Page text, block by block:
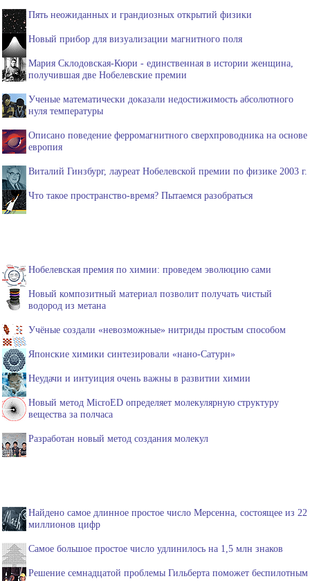
Пять неожиданных и грандиозных открытий физики
Новый прибор для визуализации магнитного поля
Мария Склодовская-Кюри - единственная в истории женщина,
получившая две Нобелевские премии
Ученые математически доказали недостижимость абсолютного
нуля температуры
Описано поведение ферромагнитного сверхпроводника на основе
европия
Виталий Гинзбург, лауреат Нобелевской премии по физике 2003 г.
Что такое пространство-время? Пытаемся разобраться
Нобелевская премия по химии: проведем эволюцию сами
Новый композитный материал позволит получать чистый
водород из метана
Учёные создали «невозможные» нитриды простым способом
Японские химики синтезировали «нано-Сатурн»
Неудачи и интуиция очень важны в развитии химии
Новый метод MicroED определяет молекулярную структуру
вещества за полчаса
Разработан новый метод создания молекул
Найдено самое длинное простое число Мерсенна, состоящее из 22
миллионов цифр
Самое большое простое число удлинилось на 1,5 млн знаков
Решение семнадцатой проблемы Гильберта поможет беспилотным